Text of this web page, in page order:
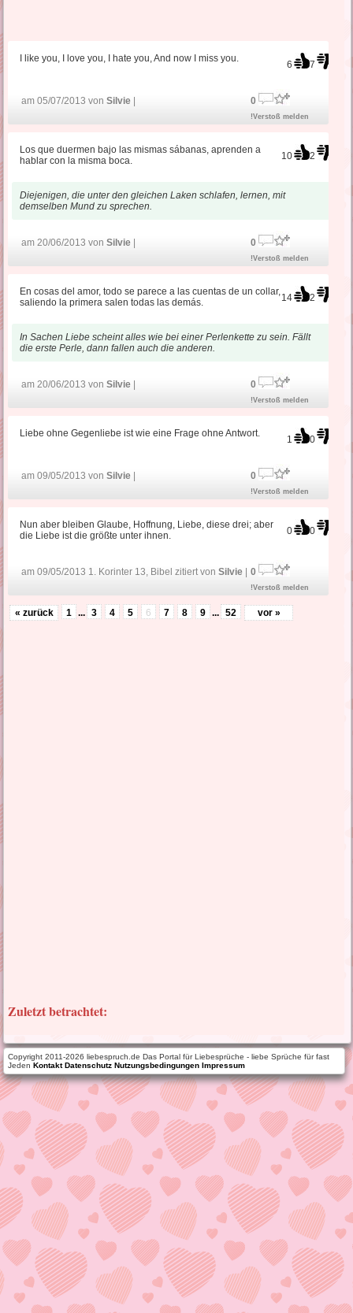
6 7
I like you, I love you, I hate you, And now I miss you.
am 05/07/2013 vonSilvie 0
!Verstoß melden
10 2
Los que duermen bajo las mismas sábanas, aprenden a
hablar con la misma boca.
Diejenigen, die unter den gleichen Laken schlafen, lernen, mit
demselben Mund zu sprechen.
am 20/06/2013 vonSilvie 0
!Verstoß melden
14 2
En cosas del amor, todo se parece a las cuentas de un collar,
saliendo la primera salen todas las demás.
In Sachen Liebe scheint alles wie bei einer Perlenkette zu sein. Fällt
die erste Perle, dann fallen auch die anderen.
am 20/06/2013 vonSilvie 0
!Verstoß melden
1 0
Liebe ohne Gegenliebe ist wie eine Frage ohne Antwort.
am 09/05/2013 vonSilvie 0
!Verstoß melden
0 0
Nun aber bleiben Glaube, Hoffnung, Liebe, diese drei; aber
die Liebe ist die größte unter ihnen.
am 09/05/2013 1. Korinter 13, Bibel zitiert vonSilvie 0
!Verstoß melden
« zurück 1 ... 3 4 5 6 7 8 9 ... 52 vor »
Zuletzt betrachtet:
Copyright 2011-2026 liebespruch.de Das Portal für Liebesprüche - liebe Sprüche für fast
JedenKontakt Datenschutz Nutzungsbedingungen Impressum